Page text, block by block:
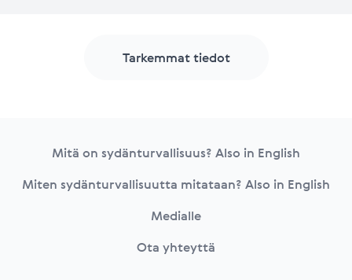
Tarkemmat tiedot
Mitä on sydänturvallisuus? Also in English
Miten sydänturvallisuutta mitataan? Also in English
Medialle
Ota yhteyttä